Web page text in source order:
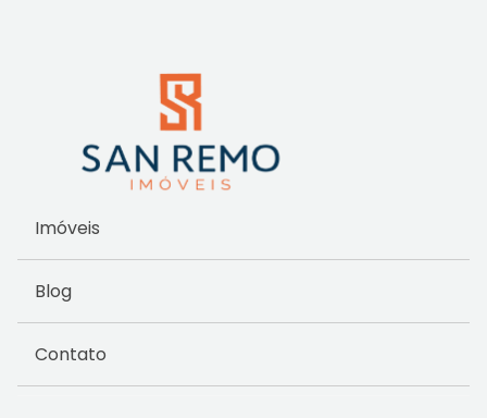
Imóveis
Blog
Contato